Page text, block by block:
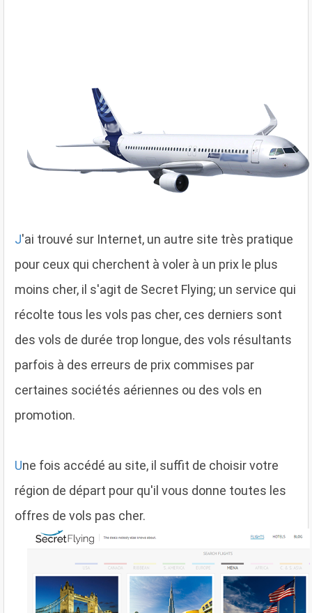
J'ai trouvé sur Internet, un autre site très pratique
pour ceux qui cherchent à voler à un prix le plus
moins cher, il s'agit de Secret Flying; un service qui
récolte tous les vols pas cher, ces derniers sont
des vols de durée trop longue, des vols résultants
parfois à des erreurs de prix commises par
certaines sociétés aériennes ou des vols en
promotion.
Une fois accédé au site, il suffit de choisir votre
région de départ pour qu'il vous donne toutes les
offres de vols pas cher.